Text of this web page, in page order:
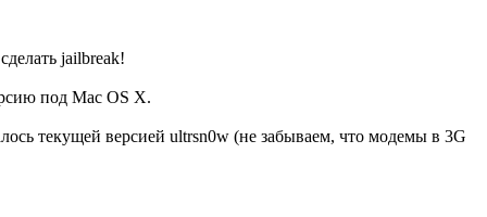
jailbreak!
под Mac OS X.
текущей версией ultrsn0w (не забываем, что модемы в 3G